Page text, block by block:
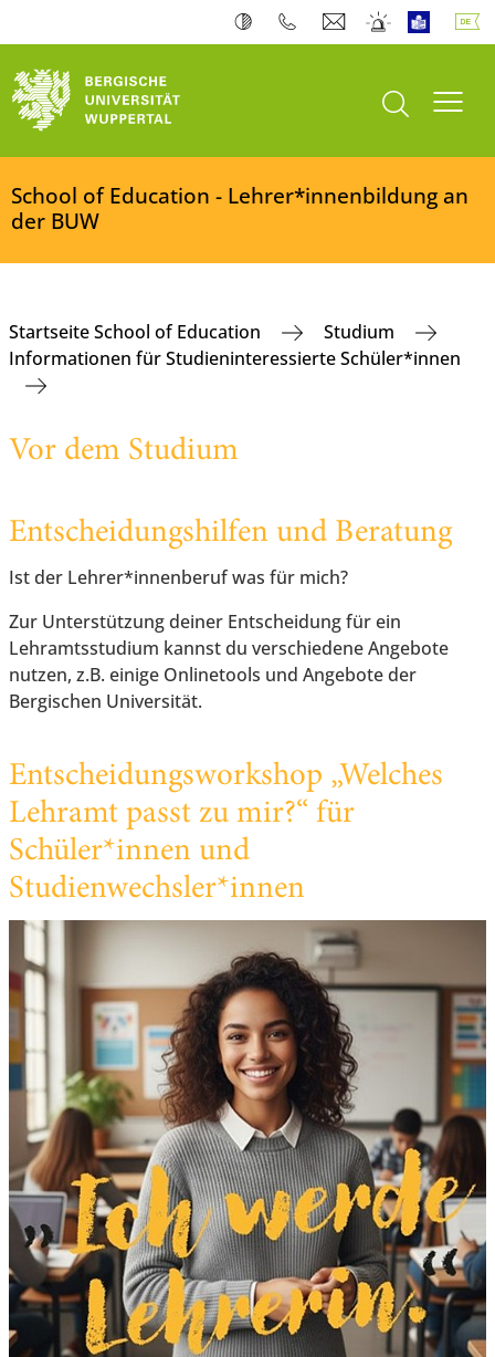
Suche öffnen
School of Education - Lehrer*innenbildung an
der BUW
Startseite School of Education
Studium
Informationen für Studieninteressierte Schüler*innen
Vor dem Studium
Entscheidungshilfen und Beratung
Ist der Lehrer*innenberuf was für mich?
Zur Unterstützung deiner Entscheidung für ein
Lehramtsstudium kannst du verschiedene Angebote
nutzen, z.B. einige Onlinetools und Angebote der
Bergischen Universität.
Entscheidungsworkshop „Welches
Lehramt passt zu mir?“ für
Schüler*innen und
Studienwechsler*innen